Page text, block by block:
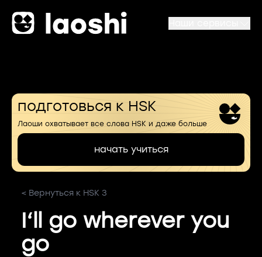
подготовься к HSK
Лаоши охватывает все слова HSK и даже больше
начать учиться
< Вернуться к HSK 3
I‘ll go wherever you
go